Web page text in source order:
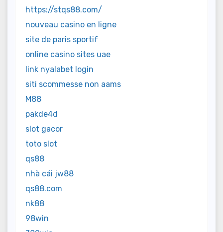
https://stqs88.com/
nouveau casino en ligne
site de paris sportif
online casino sites uae
link nyalabet login
siti scommesse non aams
M88
pakde4d
slot gacor
toto slot
qs88
nhà cái jw88
qs88.com
nk88
98win